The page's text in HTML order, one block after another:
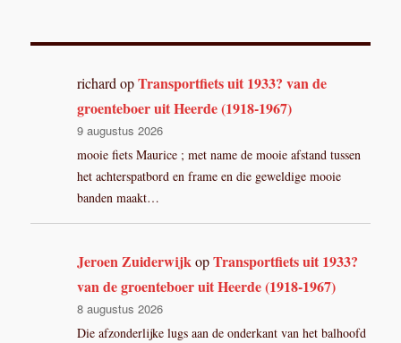
richard opTransportfiets uit 1933? van de
groenteboer uit Heerde (1918-1967)
9 augustus 2026
mooie fiets Maurice ; met name de mooie afstand tussen
het achterspatbord en frame en die geweldige mooie
banden maakt…
Jeroen ZuiderwijkopTransportfiets uit 1933?
van de groenteboer uit Heerde (1918-1967)
8 augustus 2026
Die afzonderlijke lugs aan de onderkant van het balhoofd